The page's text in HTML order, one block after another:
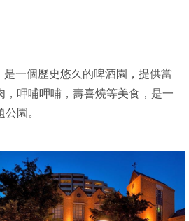
是一個歷史悠久的啤酒園，提供當
，呷哺呷哺，壽喜燒等美食，是一
園。